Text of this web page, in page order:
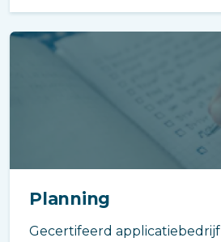
Planning
Gecertifeerd applicatiebedrijf